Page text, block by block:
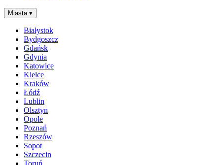
Miasta ▾
Białystok
Bydgoszcz
Gdańsk
Gdynia
Katowice
Kielce
Kraków
Łódź
Lublin
Olsztyn
Opole
Poznań
Rzeszów
Sopot
Szczecin
Toruń